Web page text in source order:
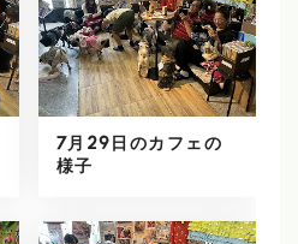
7月29日のカフェの
様子